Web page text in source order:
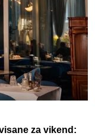
za vikend: